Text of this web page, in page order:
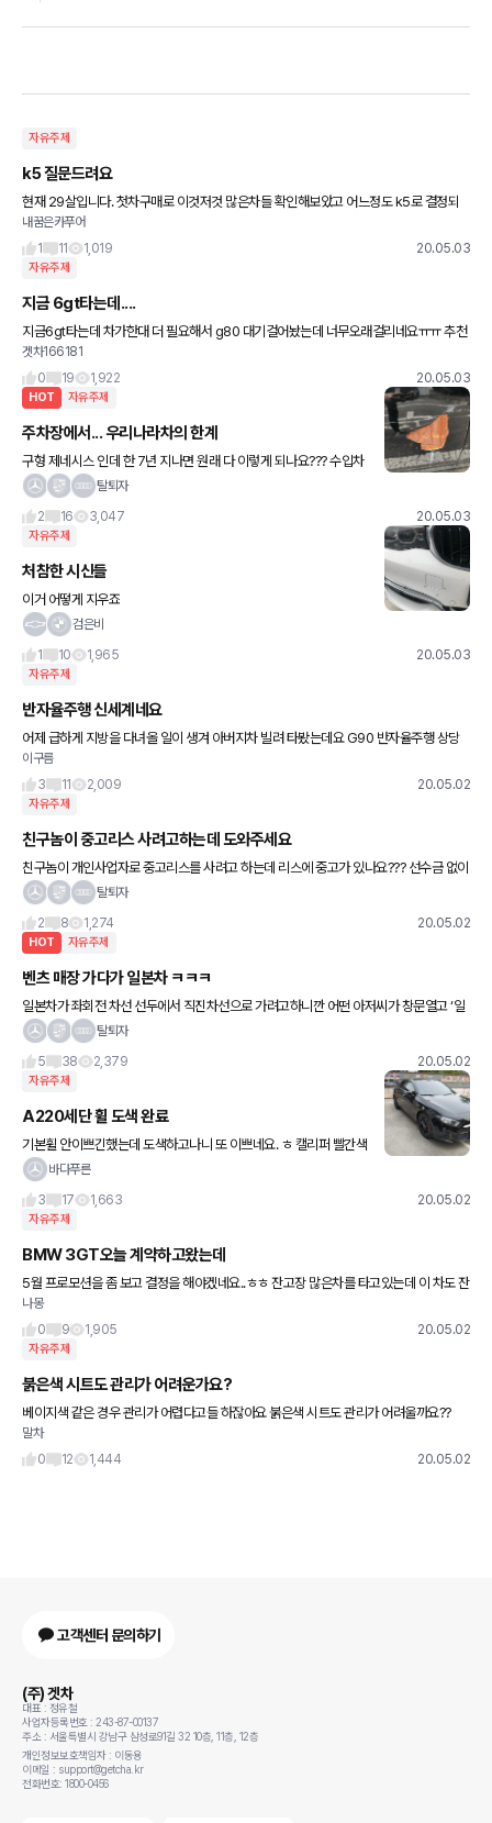
자유주제
k5 질문드려요
현재 29살입니다. 첫차구매로 이것저것 많은차들 확인해보았고 어느정도 k5로 결정되
었습니다. 구체적으로 k5를 어느조건에 구매를 해야할지 고민중입니다. 옵션은 어느정도
까지 해야하는지, 2.0으로
내꿈은카푸어
1
11 1,019 20.05.03
자유주제
지금 6gt타는데....
지금6gt타는데 차가한대 더 필요해서 g80 대기걸어놨는데 너무오래걸리네요ㅠㅠ 추천
해줄차없을까요? 가격은 7000에서 1억2천사이요ㅠㅠ
겟차166181
0
19 1,922 20.05.03
HOT 자유주제
주차장에서... 우리나라차의 한계
구형 제네시스 인데 한 7년 지나면 원래 다 이렇게 되나요??? 수입차
들도 이런건지 모르겠지만 저거 녹 맞죠??
탈퇴자
2
16 3,047 20.05.03
자유주제
처참한 시신들
이거 어떻게 지우죠
검은비
1
10 1,965 20.05.03
자유주제
반자율주행 신세계네요
어제 급하게 지방을 다녀올 일이 생겨 아버지차 빌려 타봤는데요 G90 반자율주행 상당
히 좋네요. 갈때 5시간 올때 3시간 걸렸는데 반자율주행 없었으면 엄청 고생했을거에요.
명절때 고속도로 타
이구름
3
11 2,009 20.05.02
자유주제
친구놈이 중고리스 사려고하는데 도와주세요
친구놈이 개인사업자로 중고리스를 사려고 하는데 리스에 중고가 있나요??? 선수금 없이
매달 돈 내는 것에 보험료,세금,정비비가 포함인가요???? 장기렌트vs리스 뭐가 나을까
탈퇴자
2
8 1,274 20.05.02
HOT 자유주제
벤츠 매장 가다가 일본차 ㅋㅋㅋ
일본차가 좌회전 차선 선두에서 직진차선으로 가려고하니깐 어떤 아저씨가 창문열고 ‘일
본차 타는 새X가 어디서 끼려고해!’하고 크럭션 빵 누르고 가버리네요 ㄷ ㄷ 시국이 시국
탈퇴자
5
38 2,379 20.05.02
자유주제
A220세단 휠 도색 완료
기본휠 안이쁘긴했는데 도색하고나니 또 이쁘네요. ㅎ 캘리퍼 빨간색
도 잘어울리구요 ㅎㅎ 도색하니 또 색다른 맛이 있어서 잘 어울립니
바다푸른
3
17 1,663 20.05.02
자유주제
BMW 3GT오늘 계약하고왔는데
5월 프로모션을 좀 보고 결정을 해야겠네요..ㅎㅎ 잔고장 많은차를 타고있는데 이 차도 잔
고장이 많진 않겠죠.? ㅠㅠ 걱정입니다 리뷰가 많은 차가 아니라..
나몽
0
9 1,905 20.05.02
자유주제
붉은색 시트도 관리가 어려운가요?
베이지색 같은 경우 관리가 어렵다고들 하잖아요 붉은색 시트도 관리가 어려울까요??
말차
0
12 1,444 20.05.02
고객센터 문의하기
(주) 겟차
대표 : 정유철
사업자등록번호 : 243-87-00137
주소 : 서울특별시 강남구 삼성로91길 32 10층, 11층, 12층
개인정보보호책임자 : 이동용
이메일 : support@getcha.kr
전화번호: 1800-0456